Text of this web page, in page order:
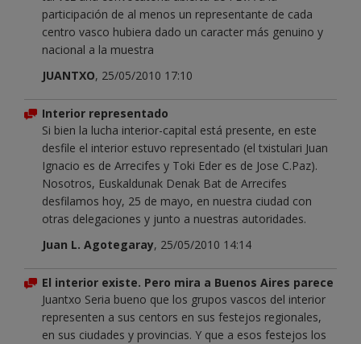
participación de al menos un representante de cada
centro vasco hubiera dado un caracter más genuino y
nacional a la muestra
JUANTXO, 25/05/2010 17:10
Interior representado
Si bien la lucha interior-capital está presente, en este
desfile el interior estuvo representado (el txistulari Juan
Ignacio es de Arrecifes y Toki Eder es de Jose C.Paz).
Nosotros, Euskaldunak Denak Bat de Arrecifes
desfilamos hoy, 25 de mayo, en nuestra ciudad con
otras delegaciones y junto a nuestras autoridades.
Juan L. Agotegaray, 25/05/2010 14:14
El interior existe. Pero mira a Buenos Aires parece
Juantxo Seria bueno que los grupos vascos del interior
representen a sus centors en sus festejos regionales,
en sus ciudades y provincias. Y que a esos festejos los